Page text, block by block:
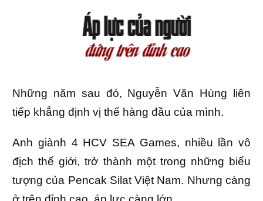
Những năm sau đó, Nguyễn Văn Hùng liên
tiếp khẳng định vị thế hàng đầu của mình.
Anh giành 4 HCV SEA Games, nhiều lần vô
địch thế giới, trở thành một trong những biểu
tượng của Pencak Silat Việt Nam. Nhưng càng